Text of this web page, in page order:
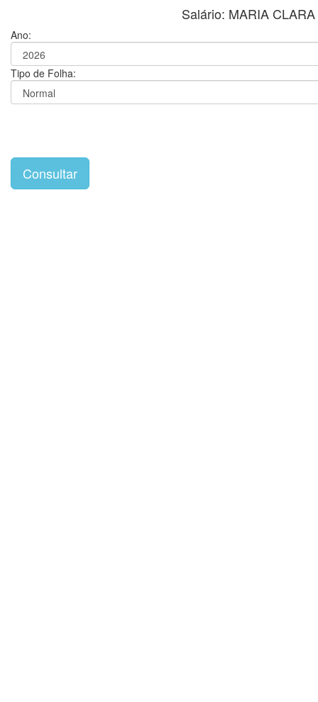
Salário: MARIA
Ano:
Tipo de Folha: